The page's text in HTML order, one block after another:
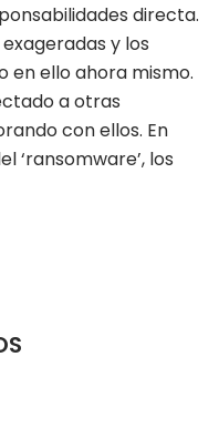
directa.
y los
ello ahora mismo.
a otras
con ellos. En
‘ransomware’, los